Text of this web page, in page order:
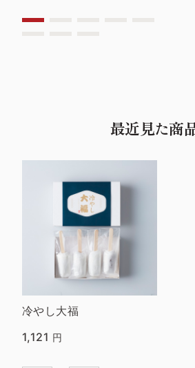
最近見た商
冷やし大福
1,121 円